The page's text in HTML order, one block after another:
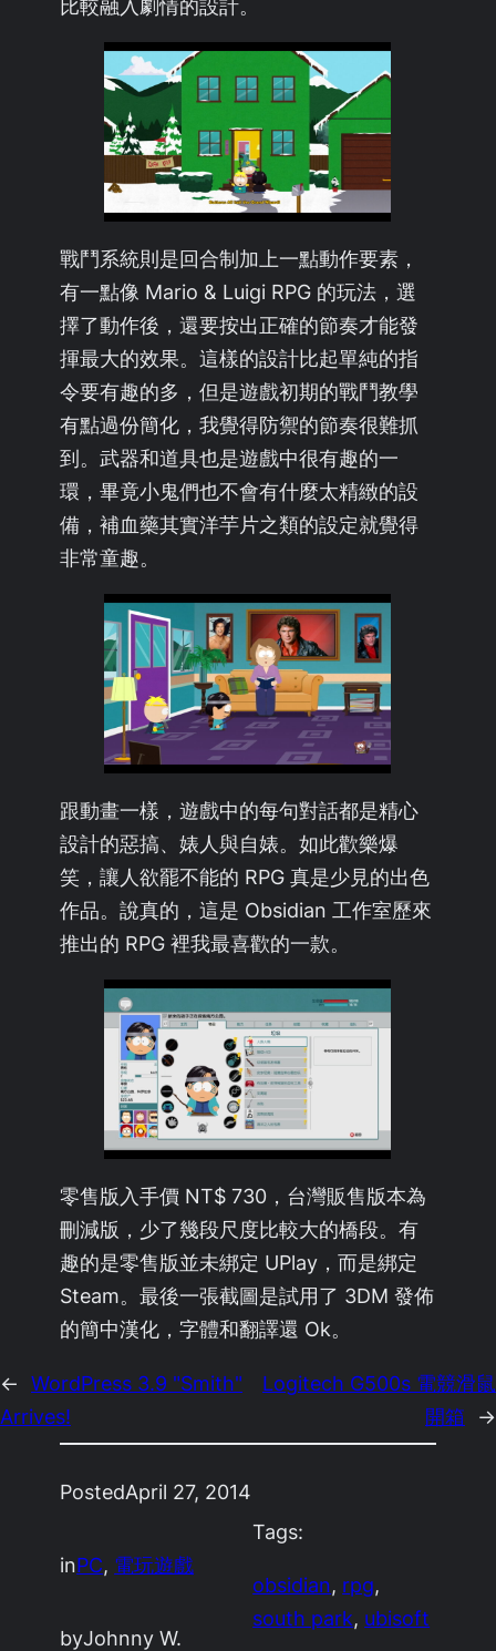
比較融入劇情的設計。
戰鬥系統則是回合制加上一點動作要素，
有一點像 Mario & Luigi RPG 的玩法，選
擇了動作後，還要按出正確的節奏才能發
揮最大的效果。這樣的設計比起單純的指
令要有趣的多，但是遊戲初期的戰鬥教學
有點過份簡化，我覺得防禦的節奏很難抓
到。武器和道具也是遊戲中很有趣的一
環，畢竟小鬼們也不會有什麼太精緻的設
備，補血藥其實洋芋片之類的設定就覺得
非常童趣。
跟動畫一樣，遊戲中的每句對話都是精心
設計的惡搞、婊人與自婊。如此歡樂爆
笑，讓人欲罷不能的 RPG 真是少見的出色
作品。說真的，這是 Obsidian 工作室歷來
推出的 RPG 裡我最喜歡的一款。
零售版入手價 NT$ 730，台灣販售版本為
刪減版，少了幾段尺度比較大的橋段。有
趣的是零售版並未綁定 UPlay，而是綁定
Steam。最後一張截圖是試用了 3DM 發佈
的簡中漢化，字體和翻譯還 Ok。
← WordPress 3.9 "Smith"
Arrives!
Logitech G500s 電競滑鼠
開箱
→
PostedApril 27, 2014
inPC, 電玩遊戲
byJohnny W.
Tags:
obsidian, rpg
south park, ubisoft